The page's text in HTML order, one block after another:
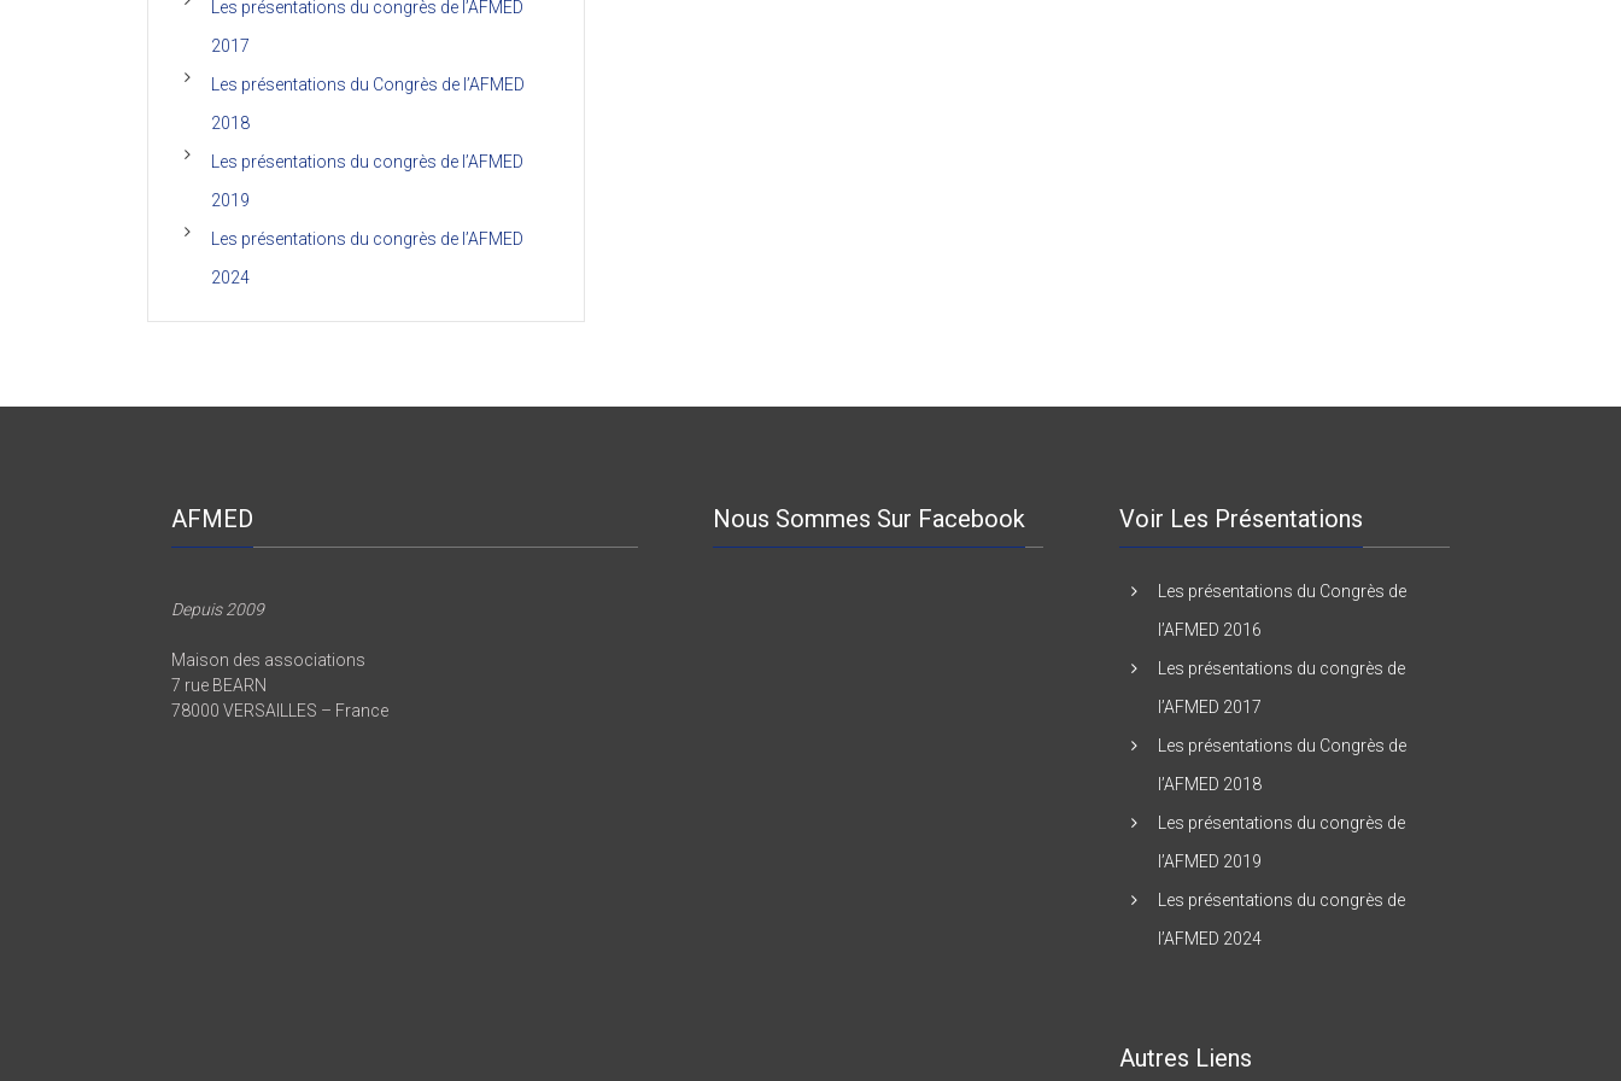
Les présentations du congrès de l’AFMED
2017
Les présentations du Congrès de l’AFMED
2018
Les présentations du congrès de l’AFMED
2019
Les présentations du congrès de l’AFMED
2024
AFMED
Depuis 2009
Maison des associations
7 rue BEARN
78000 VERSAILLES – France
Nous Sommes Sur Facebook Voir Les Présentations
Les présentations du Congrès de
l’AFMED 2016
Les présentations du congrès de
l’AFMED 2017
Les présentations du Congrès de
l’AFMED 2018
Les présentations du congrès de
l’AFMED 2019
Les présentations du congrès de
l’AFMED 2024
Autres Liens